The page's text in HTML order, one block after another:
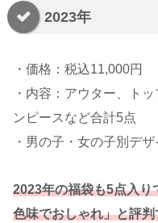
2023年
・価格：税込11,000円
・内容：アウター、ト
ンピースなど合計5点
・男の子・女の子別デザ
2023年の福袋も5点入り
色味でおしゃれ」と評判